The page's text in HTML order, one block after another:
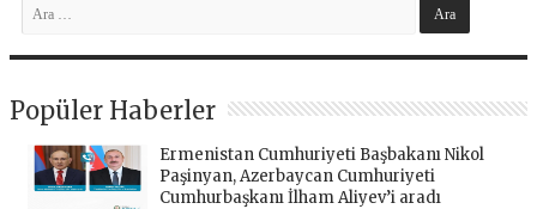
Popüler Haberler
Ermenistan Cumhuriyeti Başbakanı Nikol
Paşinyan, Azerbaycan Cumhuriyeti
Cumhurbaşkanı İlham Aliyev’i aradı